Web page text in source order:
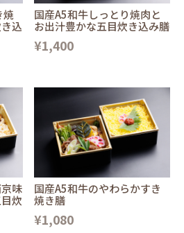
焼
込
国産A5和牛しっとり焼肉と
お出汁豊かな五目炊き込み膳
¥1,400
味
炊
国産A5和牛のやわらかすき
焼き膳
¥1,080